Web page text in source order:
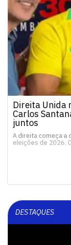
Direita Unida
Carlos
juntos
A direita começa a
eleições de 2026.
DESTAQUES